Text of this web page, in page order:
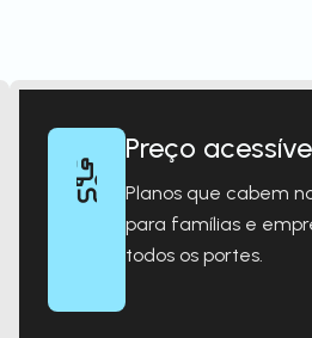
Preço
Planos que cabem
para famílias e
todos os portes.